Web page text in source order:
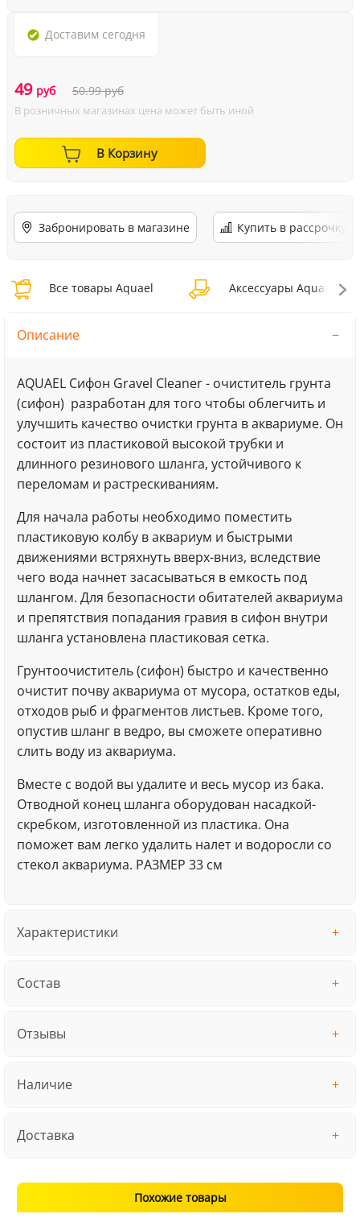
Доставим сегодня
49 руб 50.99руб
В розничных магазинах цена может быть иной
В Корзину
Забронировать в магазине Купить в рассрочку
Все товары Aquael Аксессуары Aquael
Описание
AQUAEL Сифон Gravel Cleaner - очиститель грунта
(сифон) разработан для того чтобы облегчить и
улучшить качество очистки грунта в аквариуме. Он
состоит из пластиковой высокой трубки и
длинного резинового шланга, устойчивого к
переломам и растрескиваниям.
Для начала работы необходимо поместить
пластиковую колбу в аквариум и быстрыми
движениями встряхнуть вверх-вниз, вследствие
чего вода начнет засасываться в емкость под
шлангом. Для безопасности обитателей аквариума
и препятствия попадания гравия в сифон внутри
шланга установлена пластиковая сетка.
Грунтоочиститель (сифон) быстро и качественно
очистит почву аквариума от мусора, остатков еды,
отходов рыб и фрагментов листьев. Кроме того,
опустив шланг в ведро, вы сможете оперативно
слить воду из аквариума.
Вместе с водой вы удалите и весь мусор из бака.
Отводной конец шланга оборудован насадкой-
скребком, изготовленной из пластика. Она
поможет вам легко удалить налет и водоросли со
стекол аквариума. РАЗМЕР 33 см
Характеристики
Состав
Отзывы
Наличие
Доставка
Похожие товары